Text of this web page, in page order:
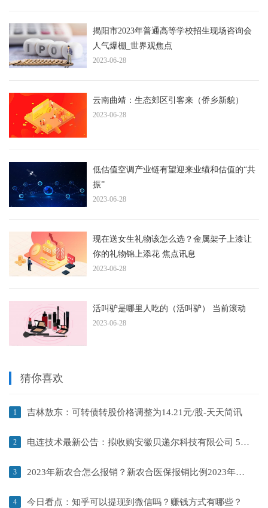
揭阳市2023年普通高等学校招生现场咨询会
人气爆棚_世界观焦点
2023-06-28
云南曲靖：生态郊区引客来（侨乡新貌）
2023-06-28
低估值空调产业链有望迎来业绩和估值的“共
振”
2023-06-28
现在送女生礼物该怎么选？金属架子上漆让
你的礼物锦上添花 焦点讯息
2023-06-28
活叫驴是哪里人吃的（活叫驴） 当前滚动
2023-06-28
猜你喜欢
1 吉林敖东：可转债转股价格调整为14.21元/股-天天简讯
2 电连技术最新公告：拟收购安徽贝递尔科技有限公司 51% 股权 看热讯
3 2023年新农合怎么报销？新农合医保报销比例2023年是多少？|世界播报
4 今日看点：知乎可以提现到微信吗？赚钱方式有哪些？